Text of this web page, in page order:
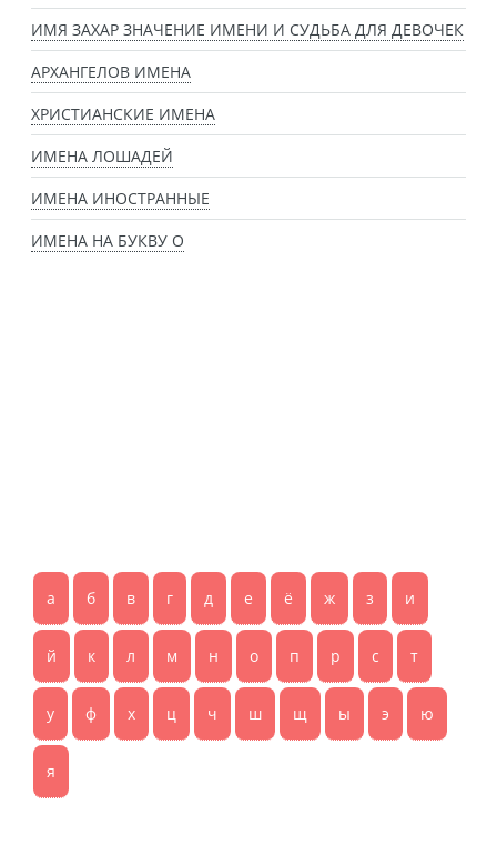
ИМЯ ЗАХАР ЗНАЧЕНИЕ ИМЕНИ И СУДЬБА ДЛЯ ДЕВОЧЕК
АРХАНГЕЛОВ ИМЕНА
ХРИСТИАНСКИЕ ИМЕНА
ИМЕНА ЛОШАДЕЙ
ИМЕНА ИНОСТРАННЫЕ
ИМЕНА НА БУКВУ О
а б в г д е ё ж з и
й к л м н о п р с т
у ф х ц ч ш щ ы э ю
я